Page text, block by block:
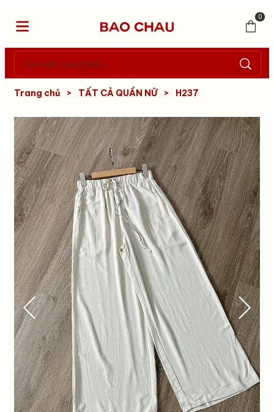
0
Trang chủ > TẤT CẢ QUẦN NỮ > H237